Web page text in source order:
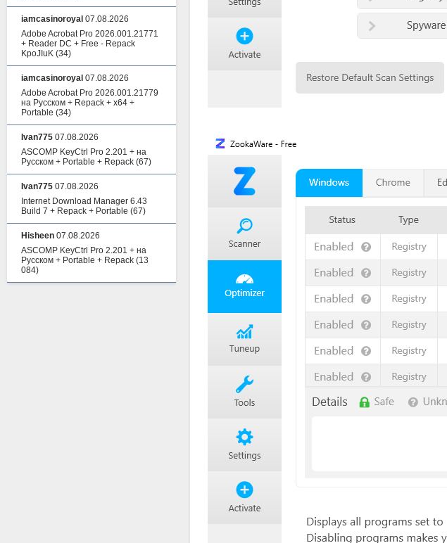
iamcasinoroyal 07.08.2026
Adobe Acrobat Pro 2026.001.21771
+ Reader DC + Free - Repack
KpoJIuK (34)
iamcasinoroyal 07.08.2026
Adobe Acrobat Pro 2026.001.21779
на Русском + Repack + x64 +
Portable (34)
Ivan775 07.08.2026
ASCOMP KeyCtrl Pro 2.201 + на
Русском + Portable + Repack (67)
Ivan775 07.08.2026
Internet Download Manager 6.43
Build 7 + Repack + Portable (67)
Hisheen 07.08.2026
ASCOMP KeyCtrl Pro 2.201 + на
Русском + Portable + Repack (13
084)